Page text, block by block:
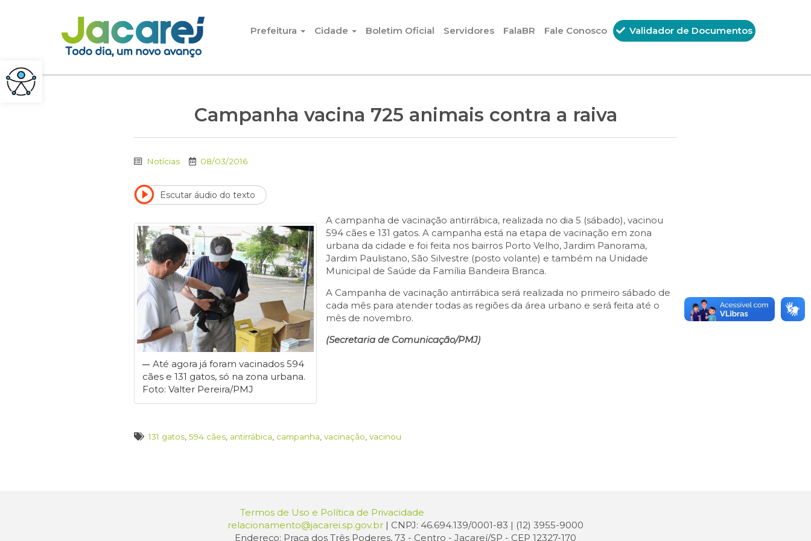
Pular para o conteúdo
Prefeitura
Cidade Boletim Oficial Servidores FalaBR Fale Conosco Validador de Documentos
Campanha vacina 725 animais contra a raiva
Notícias 08/03/2016
Escutar áudio do texto
Até agora já foram vacinados 594
cães e 131 gatos, só na zona urbana.
Foto: Valter Pereira/PMJ
A campanha de vacinação antirrábica, realizada no dia 5 (sábado), vacinou
594 cães e 131 gatos. A campanha está na etapa de vacinação em zona
urbana da cidade e foi feita nos bairros Porto Velho, Jardim Panorama,
Jardim Paulistano, São Silvestre (posto volante) e também na Unidade
Municipal de Saúde da Família Bandeira Branca.
A Campanha de vacinação antirrábica será realizada no primeiro sábado de
cada mês para atender todas as regiões da área urbano e será feita até o
mês de novembro.
(Secretaria de Comunicação/PMJ)
131 gatos, 594 cães, antirrábica, campanha, vacinação, vacinou
Termos de Uso e Política de Privacidade
relacionamento@jacarei.sp.gov.br | CNPJ: 46.694.139/0001-83 | (12) 3955-9000
Endereço: Praça dos Três Poderes, 73 - Centro - Jacareí/SP - CEP 12327-170